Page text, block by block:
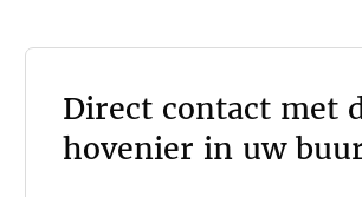
Direct contact met
hovenier in uw